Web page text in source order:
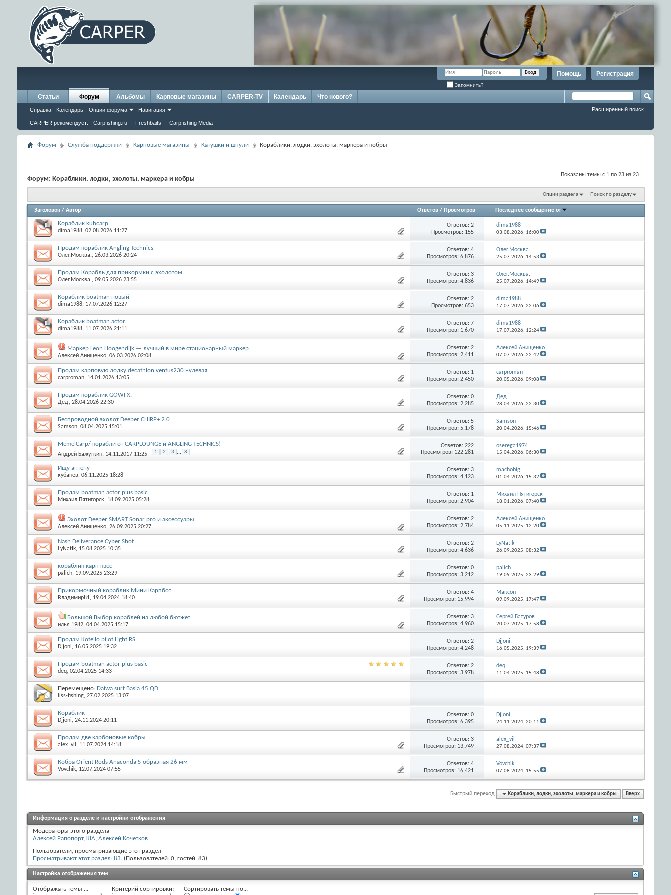
Регистрация
Помощь
Запомнить?
Статьи Форум
Справка Календарь Опции форума Навигация
CARPER рекомендует: Carpfishing.ru | Freshbaits | Carpfishing Media
Альбомы Карповые магазины CARPER-TV Календарь Что нового?
Расширенный поиск
Форум Служба поддержки Карповые магазины Катушки и шпули Кораблики, лодки, эхолоты, маркера и кобры
Показаны темы с 1 по 23 из 23
Форум: Кораблики, лодки, эхолоты, маркера и кобры
Опции раздела Поиск по разделу
Заголовок / Автор Ответов / Просмотров Последнее сообщение от
Кораблик kubcarp
dima1988, 02.08.2026 11:27
Ответов:2
Просмотров: 155
dima1988
03.08.2026, 16:00
Продам кораблик Angling Technics
Олег.Москва., 26.03.2026 20:24
Ответов:4
Просмотров: 6,876
Олег.Москва.
25.07.2026, 14:53
Продам Корабль для прикормки с эхолотом
Олег.Москва., 09.05.2026 23:55
Ответов:3
Просмотров: 4,836
Олег.Москва.
25.07.2026, 14:49
Кораблик boatman новый
dima1988, 17.07.2026 12:27
Ответов:2
Просмотров: 653
dima1988
17.07.2026, 22:06
Кораблик boatman actor
dima1988, 11.07.2026 21:11
Ответов:7
Просмотров: 1,670
dima1988
17.07.2026, 12:24
Маркер Leon Hoogendijk — лучший в мире стационарный маркер
Алексей Анищенко, 06.03.2026 02:08
Ответов:2
Просмотров: 2,411
Алексей Анищенко
07.07.2026, 22:42
Продам карповую лодку decathlon ventus230 нулевая
carproman, 14.01.2026 13:05
Ответов: 1
Просмотров: 2,450
carproman
20.05.2026, 09:08
Продам кораблик GOWI X.
Дед, 28.04.2026 22:30
Ответов:0
Просмотров: 2,285
Дед
28.04.2026, 22:30
Беспроводной эхолот Deeper CHIRP+ 2.0
Samson, 08.04.2025 15:01
Ответов:5
Просмотров: 5,178
Samson
20.04.2026, 15:46
MemelCarp/ корабли от CARPLOUNGE и ANGLING TECHNICS!
Aндрей Бажуткин, 14.11.2017 11:25 1 2 3 ... 8
Ответов:222
Просмотров: 122,281
oserega1974
15.04.2026, 06:30
Ищу антену
кубанёв, 06.11.2025 18:28
Ответов:3
Просмотров: 4,123
machobig
01.04.2026, 15:32
Продам boatman actor plus basic
Михаил Пятигорск, 18.09.2025 05:28
Ответов: 1
Просмотров: 2,904
Михаил Пятигорск
18.01.2026, 07:40
Эхолот Deeper SMART Sonar prо и аксессуары
Алексей Анищенко, 26.09.2025 20:27
Ответов:2
Просмотров: 2,784
Алексей Анищенко
05.11.2025, 12:20
Nash Deliverance Cyber Shot
LyNatIk, 15.08.2025 10:35
Ответов:2
Просмотров: 4,636
LyNatIk
26.09.2025, 08:32
кораблик карп квес
palich, 19.09.2025 23:29
Ответов:0
Просмотров: 3,212
palich
19.09.2025, 23:29
Прикормочный кораблик Мини Карпбот
Владимир81, 19.04.2024 18:40
Ответов:4
Просмотров: 15,994
Максон
09.09.2025, 17:47
Большой Выбор кораблей на любой бютжет
илья 1982, 04.04.2025 15:17
Ответов:3
Просмотров: 4,960
Сергей Батуров
20.07.2025, 17:58
Продам Kotello pilot Light RS
Djjoni, 16.05.2025 19:32
Ответов:2
Просмотров: 4,248
Djjoni
16.05.2025, 19:39
Продам boatman actor plus basic
deq, 02.04.2025 14:33
Ответов:2
Просмотров: 3,978
deq
11.04.2025, 15:48
Перемещено: Daiwa surf Basia 45 QD
liss-fishing, 27.02.2025 13:07
Кораблик
Djjoni, 24.11.2024 20:11
Ответов:0
Просмотров: 6,395
Djjoni
24.11.2024, 20:11
Продам две карбоновые кобры
alex_vil , 11.07.2024 14:18
Ответов:3
Просмотров: 13,749
alex_vil
27.08.2024, 07:37
Кобра Orient Rods Anaconda S-образная 26 мм
Vovchik, 12.07.2024 07:55
Ответов:4
Просмотров: 16,421
Vovchik
07.08.2024, 15:55
Быстрый переход Кораблики, лодки, эхолоты, маркера и кобры Вверх
Информация о разделе и настройки отображения
Модераторы этого раздела
Алексей Рапопорт, KIA, Алексей Кочетков
Пользователи, просматривающие этот раздел
Просматривают этот раздел: 83. (Пользователей: 0, гостей: 83)
Настройка отображения тем
Отображать темы ... Критерий сортировки:
Сортировать темы по...